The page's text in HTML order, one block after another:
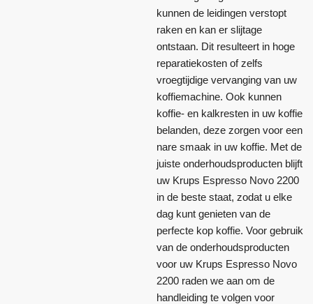
kunnen de leidingen verstopt
raken en kan er slijtage
ontstaan. Dit resulteert in hoge
reparatiekosten of zelfs
vroegtijdige vervanging van uw
koffiemachine. Ook kunnen
koffie- en kalkresten in uw koffie
belanden, deze zorgen voor een
nare smaak in uw koffie. Met de
juiste onderhoudsproducten blijft
uw Krups Espresso Novo 2200
in de beste staat, zodat u elke
dag kunt genieten van de
perfecte kop koffie. Voor gebruik
van de onderhoudsproducten
voor uw Krups Espresso Novo
2200 raden we aan om de
handleiding te volgen voor